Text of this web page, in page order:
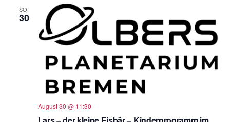
SO.
30
August 30 @ 11:30